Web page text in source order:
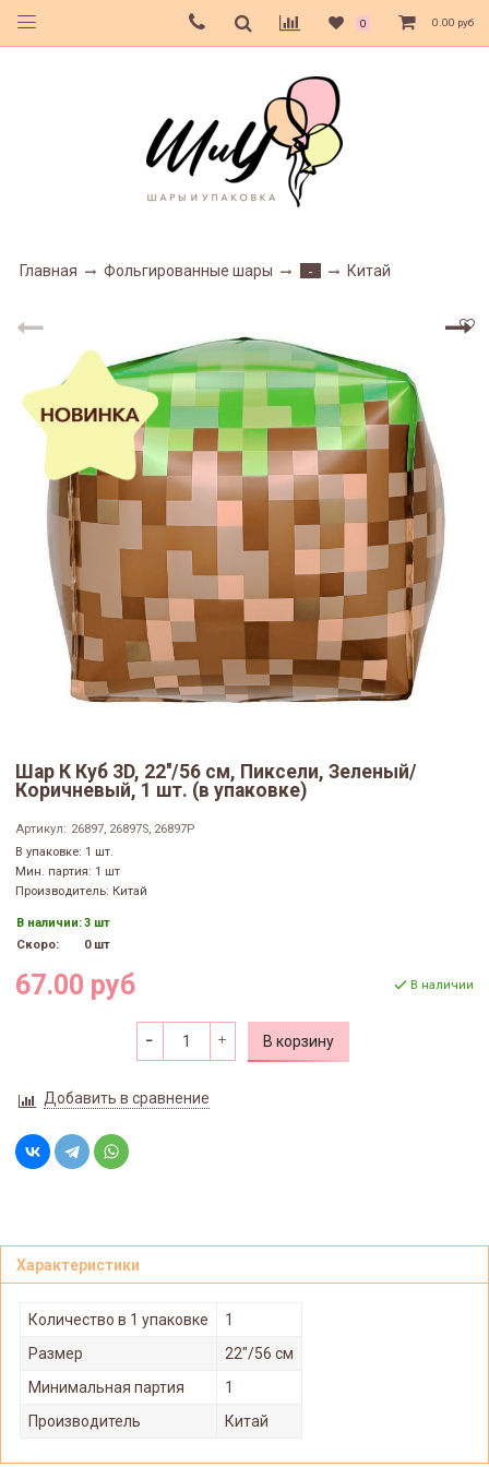
0 0.00 руб
Главная Фольгированные шары - Китай
Шар К Куб 3D, 22''/56 см, Пиксели, Зеленый/
Коричневый, 1 шт. (в упаковке)
Артикул: 26897, 26897S, 26897P
В упаковке: 1 шт.
Мин. партия: 1 шт
Производитель: Китай
В наличии:3 шт
Скоро:
0 шт
67.00 руб В наличии
В корзину
Добавить в сравнение
Характеристики
Количество в 1 упаковке
1
Размер
22"/56 см
Минимальная партия
1
Производитель
Китай